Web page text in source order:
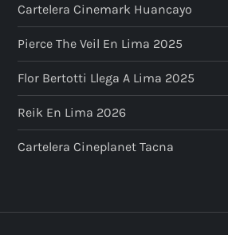
Cartelera Cinemark Huancayo
Pierce The Veil En Lima 2025
Flor Bertotti Llega A Lima 2025
Reik En Lima 2026
Cartelera Cineplanet Tacna